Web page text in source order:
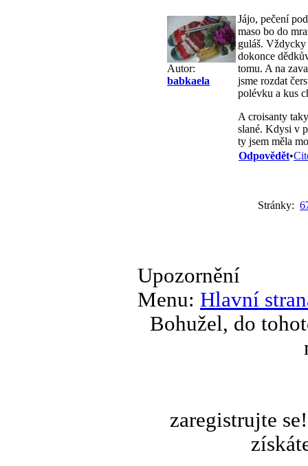
Autor:
babkaela
Jájo, pečení
maso bo do
guláš. Vždycky
dokonce
tomu. A na
jsme rozdat
polévku a kus
A croisanty
slané. Kdysi v
ty jsem měla
Odpovědět•
Stránky: 6
Upozornění
Menu: Hlavní
Bohužel, do
zaregistrujte